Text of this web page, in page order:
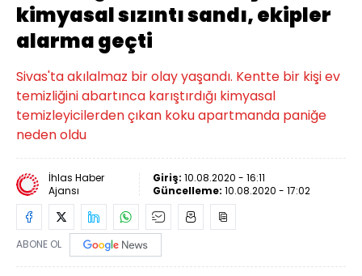
kimyasal sızıntı sandı, ekipler
alarma geçti
Sivas'ta akılalmaz bir olay yaşandı. Kentte bir kişi ev
temizliğini abartınca karıştırdığı kimyasal
temizleyicilerden çıkan koku apartmanda paniğe
neden oldu
İhlas Haber
Ajansı
Giriş: 10.08.2020 - 16:11
Güncelleme: 10.08.2020 - 17:02
ABONE OL